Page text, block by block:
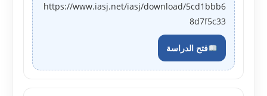
https://www.iasj.net/iasj/download/5cd1bbb6
8d7f5c33
فتح الدراسة